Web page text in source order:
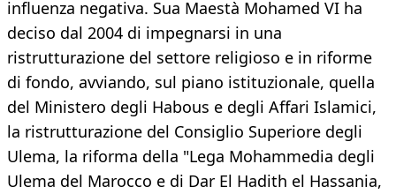
influenza negativa. Sua Maestà Mohamed VI ha
deciso dal 2004 di impegnarsi in una
ristrutturazione del settore religioso e in riforme
di fondo, avviando, sul piano istituzionale, quella
del Ministero degli Habous e degli Affari Islamici,
la ristrutturazione del Consiglio Superiore degli
Ulema, la riforma della "Lega Mohammedia degli
Ulema del Marocco e di Dar El Hadith el Hassania,